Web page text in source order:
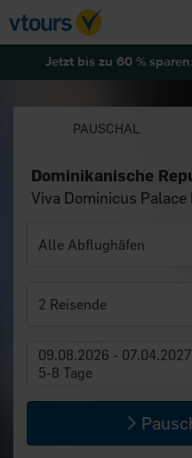
Jetzt bis zu 60 % sparen:
PAUSCHAL
Dominikanische
Viva Dominicus
2 Reisende
09.08.2026 - 07.04.2027
5-8 Tage